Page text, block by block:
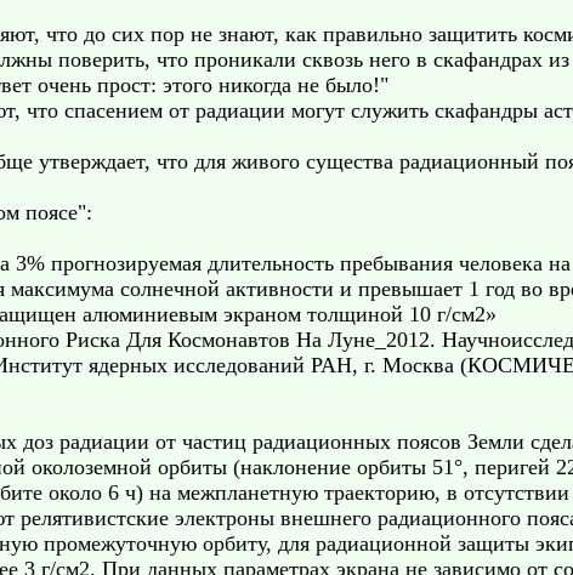
что до сих пор не знают, как правильно защитить
поверить, что проникали сквозь него в скафандрах
очень прост: этого никогда не было!"
что спасением от радиации могут служить скафандры
утверждает, что для живого существа радиационный
поясе":
прогнозируемая длительность пребывания человека
максимума солнечной активности и превышает 1 год во
алюминиевым экраном толщиной 10 г/см2»
Риска Для Космонавтов На Луне_2012.
ядерных исследований РАН, г. Москва
доз радиации от частиц радиационных поясов Земли
околоземной орбиты (наклонение орбиты 51°, перигей
около 6 ч) на межпланетную траекторию, в
релятивистские электроны внешнего радиационного
промежуточную орбиту, для радиационной защиты
3 г/см2. При данных параметрах экрана не зависимо от